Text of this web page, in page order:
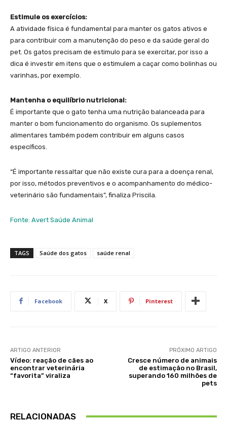
Estimule os exercícios:
A atividade física é fundamental para manter os gatos ativos e
para contribuir com a manutenção do peso e da saúde geral do
pet. Os gatos precisam de estimulo para se exercitar, por isso a
dica é investir em itens que o estimulem a caçar como bolinhas ou
varinhas, por exemplo.
Mantenha o equilíbrio nutricional:
É importante que o gato tenha uma nutrição balanceada para
manter o bom funcionamento do organismo. Os suplementos
alimentares também podem contribuir em alguns casos
específicos.
“É importante ressaltar que não existe cura para a doença renal,
por isso, métodos preventivos e o acompanhamento do médico-
veterinário são fundamentais”, finaliza Priscila.
Fonte: Avert Saúde Animal
TAGS Saúde dos gatos saúde renal
Facebook X Pinterest
ARTIGO ANTERIOR
Vídeo: reação de cães ao
encontrar veterinária
“favorita” viraliza
PRÓXIMO ARTIGO
Cresce número de animais
de estimação no Brasil,
superando 160 milhões de
pets
RELACIONADAS